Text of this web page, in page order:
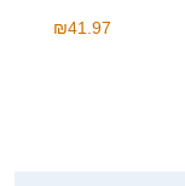
₪41.97